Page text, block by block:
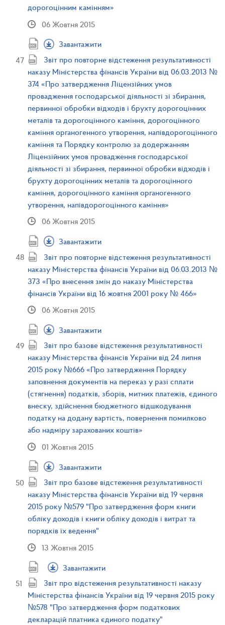
дорогоцінним камінням»
06 Жовтня 2015
Завантажити
Звіт про повторне відстеження результативності
наказу Міністерства фінансів України від 06.03.2013 №
374 «Про затвердження Ліцензійних умов
провадження господарської діяльності зі збирання,
первинної обробки відходів і брухту дорогоцінних
металів та дорогоцінного каміння, дорогоцінного
каміння органогенного утворення, напівдорогоцінного
каміння та Порядку контролю за додержанням
Ліцензійних умов провадження господарської
діяльності зі збирання, первинної обробки відходів і
брухту дорогоцінних металів та дорогоцінного
каміння, дорогоцінного каміння органогенного
утворення, напівдорогоцінного каміння»
06 Жовтня 2015
Завантажити
Звіт про повторне відстеження результативності
наказу Міністерства фінансів України від 06.03.2013 №
373 «Про внесення змін до наказу Міністерства
фінансів України від 16 жовтня 2001 року № 466»
06 Жовтня 2015
Завантажити
Звіт про базове відстеження результативності
наказу Міністерства фінансів України від 24 липня
2015 року №666 «Про затвердження Порядку
заповнення документів на переказ у разі сплати
(стягнення) податків, зборів, митних платежів, єдиного
внеску, здійснення бюджетного відшкодування
податку на додану вартість, повернення помилково
або надміру зарахованих коштів»
01 Жовтня 2015
Завантажити
Звіт про базове відстеження результативності
наказу Міністерства фінансів України від 19 червня
2015 року №579 "Про затвердження форм книги
обліку доходів і книги обліку доходів і витрат та
порядків їх ведення"
13 Жовтня 2015
Завантажити
Звіт про відстеження результативності наказу
Міністерства фінансів України від 19 червня 2015 року
№578 "Про затвердження форм податкових
декларацій платника єдиного податку"